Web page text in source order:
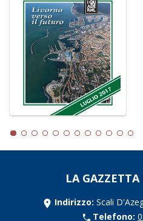
LA
Indirizzo: Scali
Telefono: